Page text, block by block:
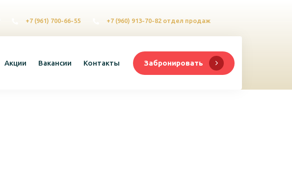
+7 (961) 700-66-55 +7 (960) 913-70-82 отдел продаж
Акции Вакансии Контакты Забронировать